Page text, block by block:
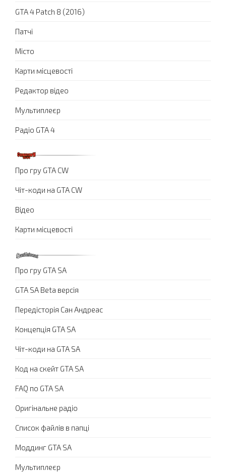
GTA 4 Patch 8 (2016)
Патчі
Місто
Карти місцевості
Редактор відео
Мультиплеєр
Радіо GTA 4
Про гру GTA CW
Чіт-коди на GTA CW
Відео
Карти місцевості
Про гру GTA SA
GTA SA Beta версія
Передісторія Сан Андреас
Концепція GTA SA
Чіт-коди на GTA SA
Код на скейт GTA SA
FAQ по GTA SA
Оригінальне радіо
Список файлів в папці
Моддинг GTA SA
Мультиплеєр